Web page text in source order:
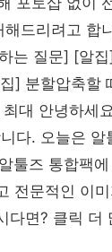
드리려고 합
는 질문] [알
] 분할압축할
대 안녕하세
다. 오늘은
툴즈 통합팩
전문적인 이
면? 클릭 더